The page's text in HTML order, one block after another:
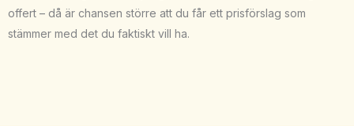
offert – då är chansen större att du får ett prisförslag som
stämmer med det du faktiskt vill ha.